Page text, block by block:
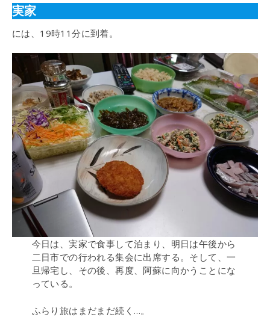
実家
には、19時11分に到着。
今日は、実家で食事して泊まり、明日は午後から
二日市での行われる集会に出席する。そして、一
旦帰宅し、その後、再度、阿蘇に向かうことにな
っている。
ふらり旅はまだまだ続く…。